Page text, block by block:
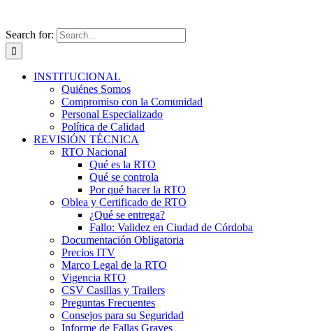
Search for:
INSTITUCIONAL
Quiénes Somos
Compromiso con la Comunidad
Personal Especializado
Política de Calidad
REVISIÓN TÉCNICA
RTO Nacional
Qué es la RTO
Qué se controla
Por qué hacer la RTO
Oblea y Certificado de RTO
¿Qué se entrega?
Fallo: Validez en Ciudad de Córdoba
Documentación Obligatoria
Precios ITV
Marco Legal de la RTO
Vigencia RTO
CSV Casillas y Trailers
Preguntas Frecuentes
Consejos para su Seguridad
Informe de Fallas Graves